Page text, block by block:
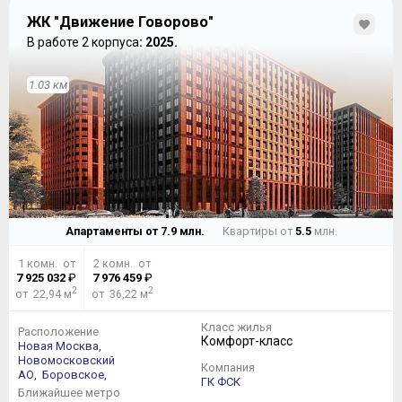
то в 8 корпусе ситуация иная, да и квартирный фонд
претерпел некоторые изменения, в основном
связанные с уменьшением средней площади квартир.
Итак, на жилом этаже здесь находятся от восьми:
до девяти квартир:
ЖК "Движение Говорово"
В работе 2 корпуса: 2025.
1.03 км
Апартаменты от 7.9млн.
1 комн. от
7 925 032 ₽
от 22,94 м2
2 комн. от
7 976 459₽
от 36,22 м2
Квартиры от5.5млн.
Расположение
Новая Москва,
Новомосковский
АО,
Боровское,
Ближайшее метро
Класс жилья
Комфорт-класс
Компания
ГК ФСК